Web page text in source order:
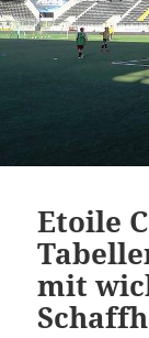
Etoile
mit